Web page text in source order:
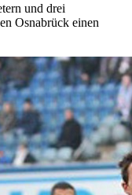
und drei
Osnabrück einen